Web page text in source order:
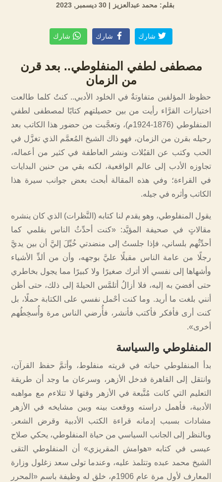
بقلم: محمد عبدالعزيز | 30 ديسمبر, 2023
شارك شارك شارك
مصطفى لطفي المنفلوطي.. بعد قرن
من الزمان
حظوظ المؤلفين متفاوتةٌ في الخلود الأدبي.. كنتُ كلما طالعت
اختيارات القرَّاء رأيت من بين حصيلتهم كتابًا لمصطفى لطفي
المنفلوطي (1876-1924م)، وتعجَّبت من حضور هذا الكاتب بعد
رحيله بقرن من الزمان، فهو ذاك الشيخ المُعمَّم الذي تغزَّل في
الحب وكتب عن القبُلات ونشر العاطفة في كثير من أعماله،
تجاوزه الأدب إلى عالم الواقعية، لكنه بقي من حنين البدايات
في القراءة؛ وفي هذه المقالة أبحث بعض جوانب سيرة هذا
الكاتب وأثره في جيله.
يقول المنفلوطي، وهو يقدم لنا كتابه (النَّظرات) الذي كان ينشره
مقالاتٍ في صحيفة المؤيَّد: «كنت أحدِّثُ الناس بقلمي كما
أحدِّثُهم بلساني، فإذا جلستُ إلى منضدتي خُيِّلَ إليَّ أن بين يديَّ
رجلًا من عامة الناس مقبلًا عليَّ بوجهه، وأن من ألذِّ الأشياء
وأشهاها إلى نفسي ألا أترك صغيرًا ولا كبيرًا مما يجول بخاطري
حتى أفضيَ به إليه، فلا أزالُ أتلمَّس الحيلةَ إلى ذلك، حتى أظن
أنني بلغت ما أريد. وما كنت أحْمل نفسي على الكتابة حملًا، بل
كنت أرى فأفكر فأكتب فأنشر، فأُرضي الناس مرة وأُسخِطُهم
أخرى».
المنفلوطي والسياسة
بدأ المنفلوطي حياته في قريته منفلوط، وأتمَّ حفظ القرآن،
وانتقل إلى القاهرة فدخل الأزهر، وسرعان ما وجد أن طريقة
التعليم التي كانت مُتَّبعة في الأزهر وقتها لا تتلاءم مع مواهبه
الأدبية، فأهمل دراسته ووقعت بينه وبين مشايخه في الأزهر
مشادات بسبب إدمانه قراءة الكتب الأدبية وقرض الشعر.
وبالنظر إلى الجانب السياسي من حياة المنفلوطي، يحكي صلاح
عيسى في كتابه «هوامش المقريزي» أن المنفلوطي التقى
الشيخ محمد عبده وتتلمذ عليه، ‏‏وعندما تولى سعد زغلول وزارة
المعارف لأول مرة عام 1906م، خلق له وظيفة باسم «المحرر